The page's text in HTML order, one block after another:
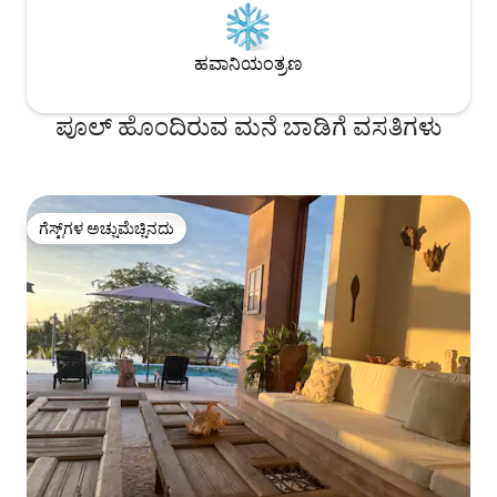
ಹವಾನಿಯಂತ್ರಣ
ಪೂಲ್ ಹೊಂದಿರುವ ಮನೆ ಬಾಡಿಗೆ ವಸತಿಗಳು
ಗೆಸ್ಟ್‌ಗಳ ಅಚ್ಚುಮೆಚ್ಚಿನದು
ಗೆಸ್ಟ್‌ಗಳ ಅಚ್ಚುಮೆಚ್ಚಿನದು